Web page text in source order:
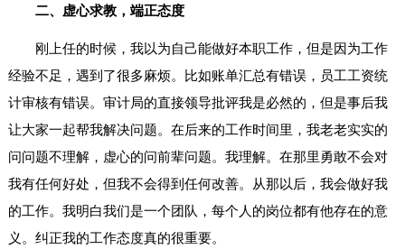
二、虚心求教，端正态度
刚上任的时候，我以为自己能做好本职工作，但是因为工作
经验不足，遇到了很多麻烦。比如账单汇总有错误，员工工资统
计审核有错误。审计局的直接领导批评我是必然的，但是事后我
让大家一起帮我解决问题。在后来的工作时间里，我老老实实的
问问题不理解，虚心的问前辈问题。我理解。在那里勇敢不会对
我有任何好处，但我不会得到任何改善。从那以后，我会做好我
的工作。我明白我们是一个团队，每个人的岗位都有他存在的意
义。纠正我的工作态度真的很重要。